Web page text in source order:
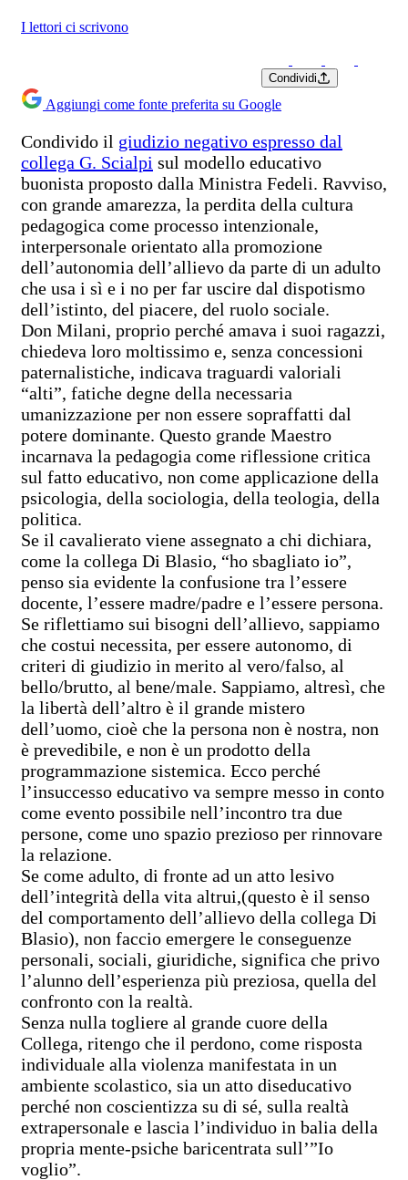
I lettori ci scrivono
Condividi
Aggiungi come fonte preferita su Google
Condivido il giudizio negativo espresso dal
collega G. Scialpi sul modello educativo
buonista proposto dalla Ministra Fedeli. Ravviso,
con grande amarezza, la perdita della cultura
pedagogica come processo intenzionale,
interpersonale orientato alla promozione
dell’autonomia dell’allievo da parte di un adulto
che usa i sì e i no per far uscire dal dispotismo
dell’istinto, del piacere, del ruolo sociale.
Don Milani, proprio perché amava i suoi ragazzi,
chiedeva loro moltissimo e, senza concessioni
paternalistiche, indicava traguardi valoriali
“alti”, fatiche degne della necessaria
umanizzazione per non essere sopraffatti dal
potere dominante. Questo grande Maestro
incarnava la pedagogia come riflessione critica
sul fatto educativo, non come applicazione della
psicologia, della sociologia, della teologia, della
politica.
Se il cavalierato viene assegnato a chi dichiara,
come la collega Di Blasio, “ho sbagliato io”,
penso sia evidente la confusione tra l’essere
docente, l’essere madre/padre e l’essere persona.
Se riflettiamo sui bisogni dell’allievo, sappiamo
che costui necessita, per essere autonomo, di
criteri di giudizio in merito al vero/falso, al
bello/brutto, al bene/male. Sappiamo, altresì, che
la libertà dell’altro è il grande mistero
dell’uomo, cioè che la persona non è nostra, non
è prevedibile, e non è un prodotto della
programmazione sistemica. Ecco perché
l’insuccesso educativo va sempre messo in conto
come evento possibile nell’incontro tra due
persone, come uno spazio prezioso per rinnovare
la relazione.
Se come adulto, di fronte ad un atto lesivo
dell’integrità della vita altrui,(questo è il senso
del comportamento dell’allievo della collega Di
Blasio), non faccio emergere le conseguenze
personali, sociali, giuridiche, significa che privo
l’alunno dell’esperienza più preziosa, quella del
confronto con la realtà.
Senza nulla togliere al grande cuore della
Collega, ritengo che il perdono, come risposta
individuale alla violenza manifestata in un
ambiente scolastico, sia un atto diseducativo
perché non coscientizza su di sé, sulla realtà
extrapersonale e lascia l’individuo in balia della
propria mente-psiche baricentrata sull’”Io
voglio”.